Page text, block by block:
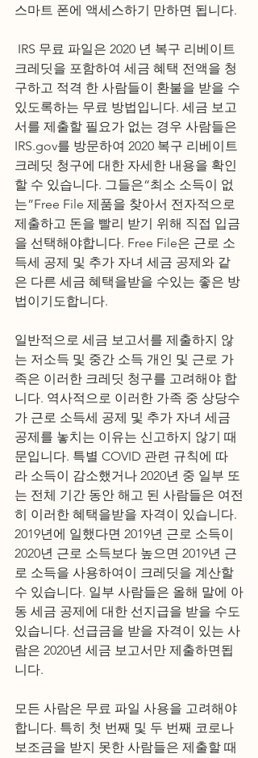
스마트 폰에 액세스하기 만하면 됩니다.
크레딧을 포함하여 세금 혜택 전액을 청
구하고 적격 한 사람들이 환불을 받을 수
있도록하는 무료 방법입니다. 세금 보고
서를 제출할 필요가 없는 경우 사람들은
IRS.gov를 방문하여 2020 복구 리베이트
크레딧 청구에 대한 자세한 내용을 확인
할 수 있습니다. 그들은“최소 소득이 없
는”Free File 제품을 찾아서 전자적으로
제출하고 돈을 빨리 받기 위해 직접 입금
을 선택해야합니다. Free File은 근로 소
득세 공제 및 추가 자녀 세금 공제와 같
은 다른 세금 혜택을받을 수있는 좋은 방
법이기도합니다.
일반적으로 세금 보고서를 제출하지 않
는 저소득 및 중간 소득 개인 및 근로 가
족은 이러한 크레딧 청구를 고려해야 합
니다. 역사적으로 이러한 가족 중 상당수
가 근로 소득세 공제 및 추가 자녀 세금
공제를 놓치는 이유는 신고하지 않기 때
문입니다. 특별 COVID 관련 규칙에 따
라 소득이 감소했거나 2020년 중 일부 또
는 전체 기간 동안 해고 된 사람들은 여전
히 ​​이러한 혜택을받을 자격이 있습니다.
2019년에 일했다면 2019년 근로 소득이
2020년 근로 소득보다 높으면 2019년 근
로 소득을 사용하여이 크레딧을 계산할
수 있습니다. 일부 사람들은 올해 말에 아
동 세금 공제에 대한 선지급을 받을 수도
있습니다. 선급금을 받을 자격이 있는 사
람은 2020년 세금 보고서만 제출하면됩
니다.
모든 사람은 무료 파일 사용을 고려해야
합니다. 특히 첫 번째 및 두 번째 코로나
보조금을 받지 못한 사람들은 제출할 때